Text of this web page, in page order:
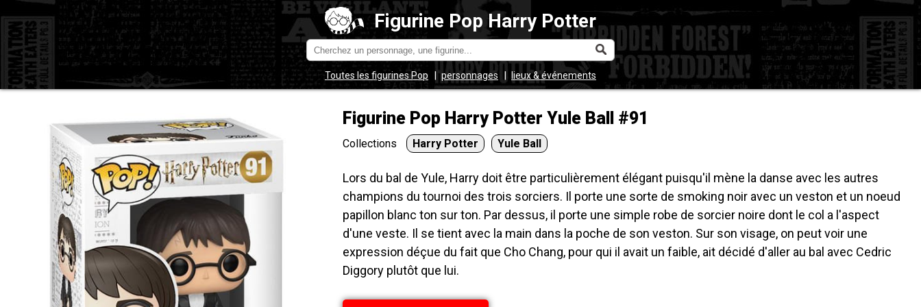
Figurine Pop Harry Potter
Toutes les figurines Pop | personnages | lieux & événements
Figurine Pop Harry Potter Yule Ball #91
Collections Harry Potter Yule Ball
Lors du bal de Yule, Harry doit être particulièrement élégant puisqu'il mène la danse avec les autres
champions du tournoi des trois sorciers. Il porte une sorte de smoking noir avec un veston et un noeud
papillon blanc ton sur ton. Par dessus, il porte une simple robe de sorcier noire dont le col a l'aspect
d'une veste. Il se tient avec la main dans la poche de son veston. Sur son visage, on peut voir une
expression déçue du fait que Cho Chang, pour qui il avait un faible, ait décidé d'aller au bal avec Cedric
Diggory plutôt que lui.